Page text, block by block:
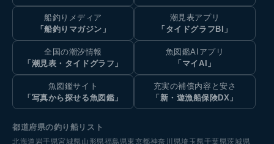
船釣りメディア
「船釣りマガジン」
潮見表アプリ
「タイドグラフBI」
全国の潮汐情報
「潮見表・タイドグラフ」
魚図鑑AIアプリ
「マイAI」
魚図鑑サイト
「写真から探せる魚図鑑」
充実の補償内容と安さ
「新・遊漁船保険DX」
都道府県の釣り船リスト
北海道 岩手県宮城県 山形県福島県東京都神奈川県埼玉県千葉県茨城県